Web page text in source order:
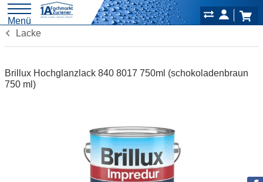
Menü
Lacke
Brillux Hochglanzlack 840 8017 750ml (schokoladenbraun
750 ml)